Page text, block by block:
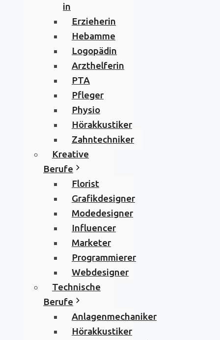
in
Erzieherin
Hebamme
Logopädin
Arzthelferin
PTA
Pfleger
Physio
Hörakkustiker
Zahntechniker
Kreative
Berufe
Florist
Grafikdesigner
Modedesigner
Influencer
Marketer
Programmierer
Webdesigner
Technische
Berufe
Anlagenmechaniker
Hörakkustiker